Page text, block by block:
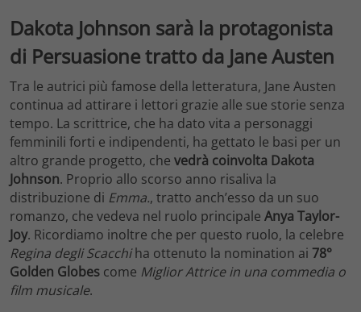
Dakota Johnson sarà la protagonista
di Persuasione tratto da Jane Austen
Tra le autrici più famose della letteratura, Jane Austen
continua ad attirare i lettori grazie alle sue storie senza
tempo. La scrittrice, che ha dato vita a personaggi
femminili forti e indipendenti, ha gettato le basi per un
altro grande progetto, che vedrà coinvolta Dakota
Johnson. Proprio allo scorso anno risaliva la
distribuzione di Emma., tratto anch’esso da un suo
romanzo, che vedeva nel ruolo principale Anya Taylor-
Joy. Ricordiamo inoltre che per questo ruolo, la celebre
Regina degli Scacchiha ottenuto la nomination ai 78°
Golden Globes come Miglior Attrice in una commedia o
film musicale.